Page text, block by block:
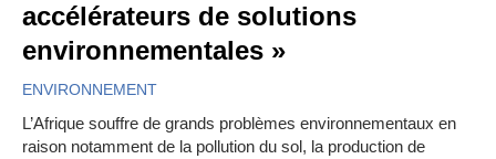
accélérateurs de solutions
environnementales »
ENVIRONNEMENT
L’Afrique souffre de grands problèmes environnementaux en
raison notamment de la pollution du sol, la production de